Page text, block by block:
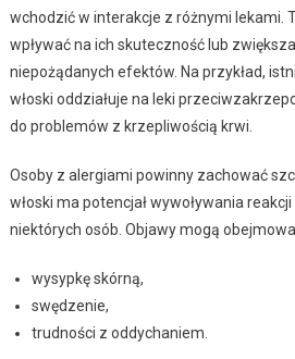
wchodzić w interakcje z różnymi lekami.
wpływać na ich skuteczność lub
niepożądanych efektów. Na przykład,
włoski oddziałuje na leki
do problemów z krzepliwością krwi.
Osoby z alergiami powinny zachować
włoski ma potencjał wywoływania
niektórych osób. Objawy mogą
wysypkę skórną,
swędzenie,
trudności z oddychaniem.